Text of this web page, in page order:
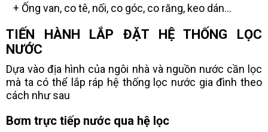
+ Ống van, co tê, nối, co góc, co răng, keo dán...
TIẾN HÀNH LẮP ĐẶT HỆ THỐNG LỌC
NƯỚC
Dựa vào địa hình của ngôi nhà và nguồn nước cần lọc
mà ta có thể lắp ráp hệ thống lọc nước gia đình theo
cách như sau
Bơm trực tiếp nước qua hệ lọc